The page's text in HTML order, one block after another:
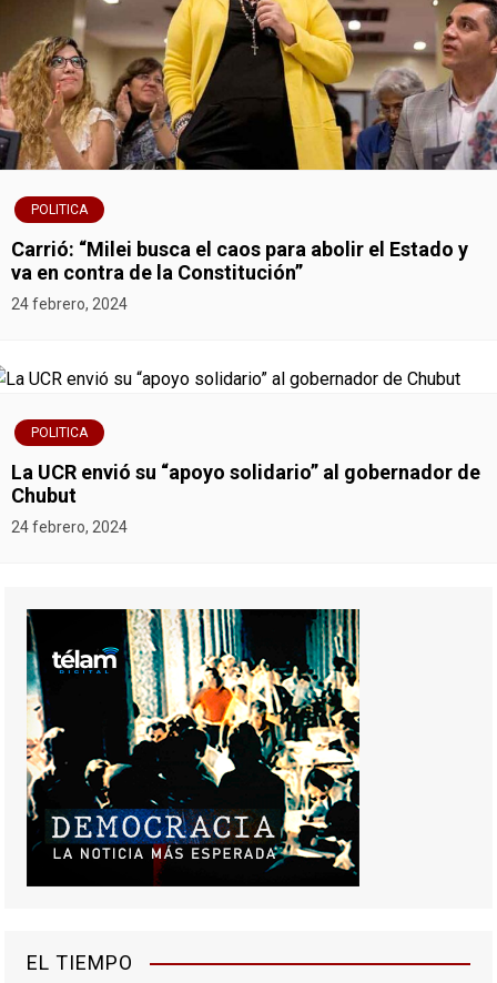
POLITICA
Carrió: “Milei busca el caos para abolir el Estado y
va en contra de la Constitución”
24 febrero, 2024
POLITICA
La UCR envió su “apoyo solidario” al gobernador de
Chubut
24 febrero, 2024
EL TIEMPO